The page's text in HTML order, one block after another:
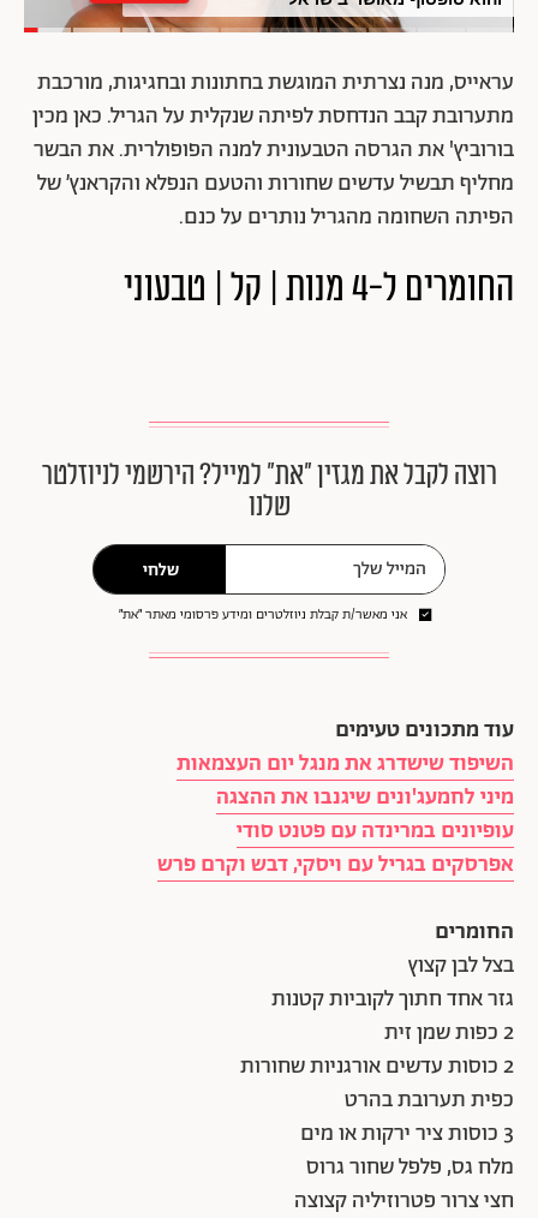
עראייס, מנה נצרתית המוגשת בחתונות ובחגיגות, מורכבת
מתערובת קבב הנדחסת לפיתה שנקלית על הגריל. כאן מכין
בורוביץ' את הגרסה הטבעונית למנה הפופולרית. את הבשר
מחליף תבשיל עדשים שחורות והטעם הנפלא והקראנץ׳ של
הפיתה השחומה מהגריל נותרים על כנם.
החומרים ל-4 מנות | קל | טבעוני
רוצה לקבל את מגזין ״את״ למייל? הירשמי לניוזלטר
שלנו
שלחי
אני מאשר/ת קבלת ניוזלטרים ומידע פרסומי מאתר ״את״
עוד מתכונים טעימים
השיפוד שישדרג את מנגל יום העצמאות
מיני לחמעג'ונים שיגנבו את ההצגה
עופיונים במרינדה עם פטנט סודי
אפרסקים בגריל עם ויסקי, דבש וקרם פרש
החומרים
בצל לבן קצוץ
גזר אחד חתוך לקוביות קטנות
2 כפות שמן זית
2 כוסות עדשים אורגניות שחורות
כפית תערובת בהרט
3 כוסות ציר ירקות או מים
מלח גס, פלפל שחור גרוס
חצי צרור פטרוזיליה קצוצה